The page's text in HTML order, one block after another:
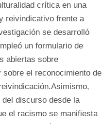
crítica en una
reivindicativo frente a
se desarrolló
un formulario de
abiertas sobre
el reconocimiento de
discurso desde la
el racismo se manifiesta